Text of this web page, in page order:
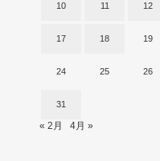
10 11 12
17 18 19
24 25 26
31
« 2月 4月 »